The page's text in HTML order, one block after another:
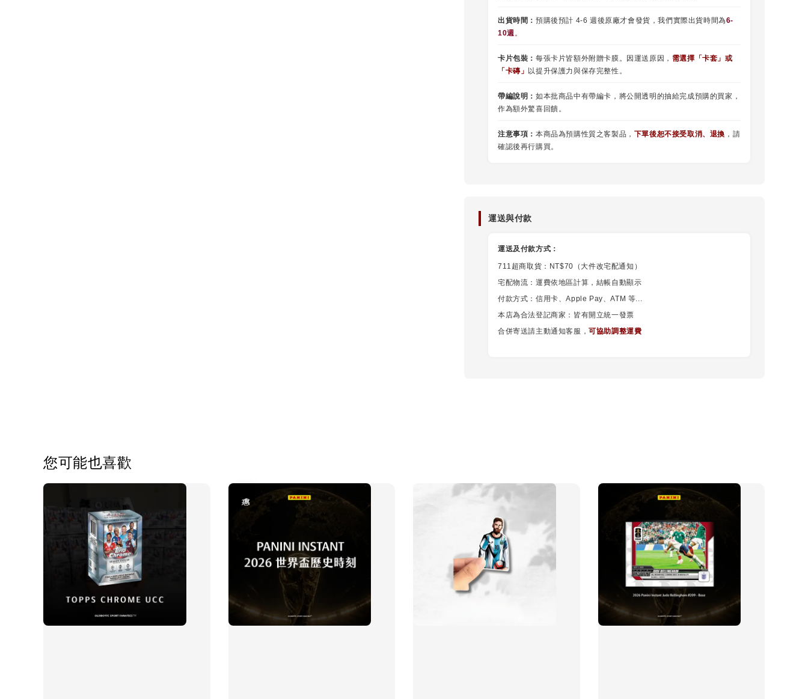
出貨時間： 預購後預計 4-6 週後原廠才會發貨，我們實際出貨時間為6-
10週。
卡片包裝： 每張卡片皆額外附贈卡膜。因運送原因， 需選擇 「卡套 」或
「卡磚」 以提升保護力與保存完整性。
帶編說明： 如本批商品中有帶編卡，將公開透明的抽給完成預購的買家，
作為額外驚喜回饋。
注意事項： 本商品為預購性質之客製品， 下單後恕不接受取消、退換 ，請
確認後再行購買。
運送與付款
運送及付款方式：
711超商取貨：NT$70（大件改宅配通知）
宅配物流：運費依地區計算，結帳自動顯示
付款方式：信用卡、Apple Pay、ATM 等...
本店為合法登記商家：皆有開立統一發票
合併寄送請主動通知客服，可協助調整運費
您可能也喜歡